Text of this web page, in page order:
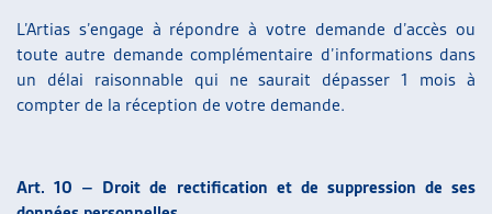
L’Artias s’engage à répondre à votre demande d’accès ou
toute autre demande complémentaire d’informations dans
un délai raisonnable qui ne saurait dépasser 1 mois à
compter de la réception de votre demande.
Art. 10 – Droit de rectification et de suppression de ses